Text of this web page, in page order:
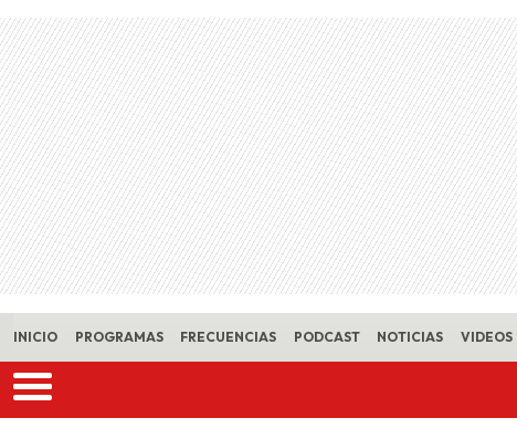
Skip to main content
INICIO PROGRAMAS FRECUENCIAS PODCAST NOTICIAS VIDEOS